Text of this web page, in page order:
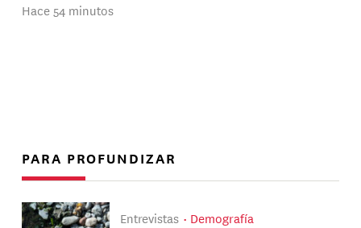
Hace 54 minutos
PARA PROFUNDIZAR
Entrevistas Demografía